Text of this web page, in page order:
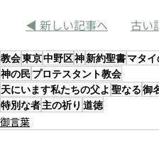
◀ 新しい記事へ
古い
教会東京中野区神新約聖書マタ
神の民プロテスタント教会
天にいます私たちの父よ 聖なる御
特別な者主の祈り 道徳
御言葉